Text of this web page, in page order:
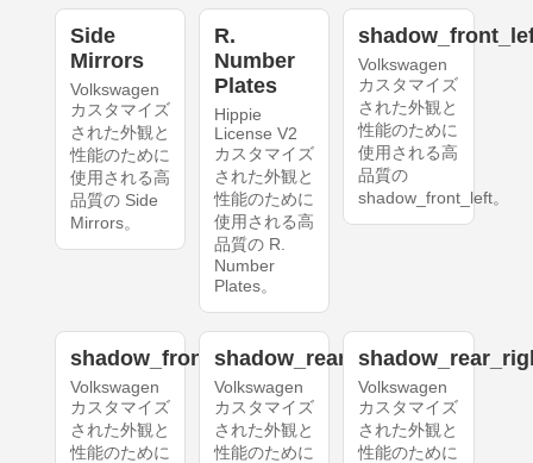
Side
Mirrors
Volkswagen
カスタマイズ
された外観と
性能のために
使用される高
品質の Side
Mirrors。
R.
Number
Plates
Hippie
License V2
カスタマイズ
された外観と
性能のために
使用される高
品質の R.
Number
Plates。
Volkswagen
カスタマイズ
された外観と
性能のために
使用される高
品質の
shadow_front_left。
shadow_front_right
Volkswagen
カスタマイズ
された外観と
性能のために
shadow_rear_left
Volkswagen
カスタマイズ
された外観と
性能のために
Volkswagen
カスタマイズ
された外観と
性能のために